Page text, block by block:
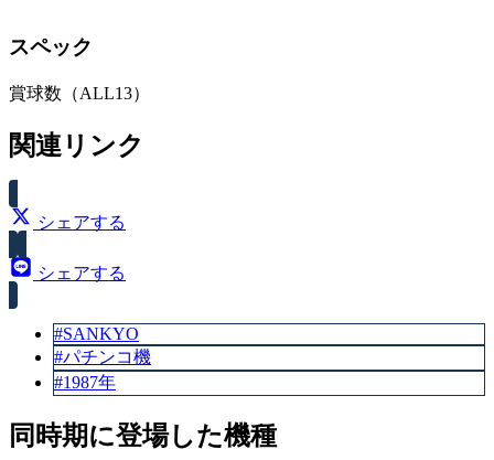
スペック
賞球数（ALL13）
関連リンク
シェアする
シェアする
#SANKYO
#パチンコ機
#1987年
同時期に登場した機種